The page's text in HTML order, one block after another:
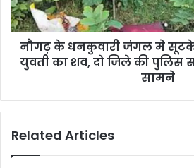
नौगढ़ के धनकुवारी जंगल मे
युवती का शव, दो जिले की पुलिस
सामने
Related Articles